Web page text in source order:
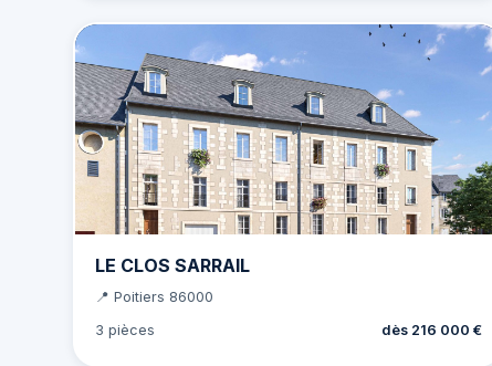
LE CLOS SARRAIL
📍 Poitiers 86000
3 pièces
dès 216 000 €